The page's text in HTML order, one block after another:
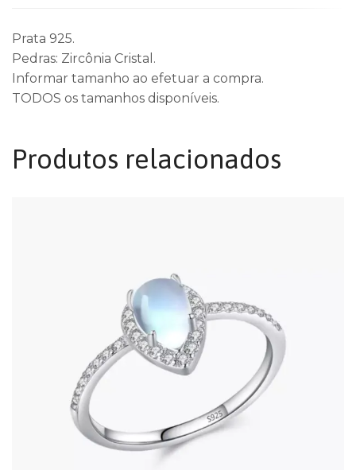
Prata 925.
Pedras: Zircônia Cristal.
Informar tamanho ao efetuar a compra.
TODOS os tamanhos disponíveis.
Produtos relacionados